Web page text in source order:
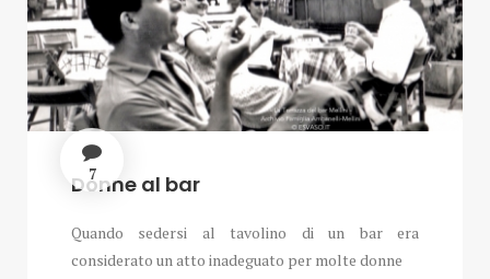
7
Donne al bar
Quando sedersi al tavolino di un bar era
considerato un atto inadeguato per molte donne